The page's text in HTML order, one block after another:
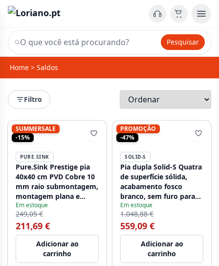
Pesquisar
Home > Saldos
Filtro
SUMMERSALE
-15%
PURE.SINK
Pure.Sink Prestige pia
40x40 cm PVD Cobre 10
mm raio submontagem,
montagem plana e
montagem em
superfície PPG4040-62
Em estoque
249,05 €
211,69 €
Adicionar ao
carrinho
PROMOÇÃO
-47%
SOLID-S
Pia dupla Solid-S Quatra
de superfície sólida,
acabamento fosco
branco, sem furo para
torneira, com tampa
sólida, dimensões
B180xD45xH8cm
1208952416.
Em estoque
1.048,88 €
559,09 €
Adicionar ao
carrinho